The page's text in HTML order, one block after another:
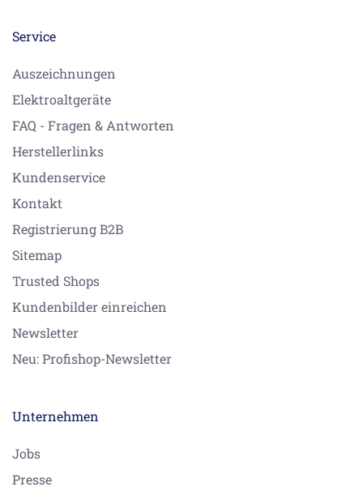
Service
Auszeichnungen
Elektroaltgeräte
FAQ - Fragen & Antworten
Herstellerlinks
Kundenservice
Kontakt
Registrierung B2B
Sitemap
Trusted Shops
Kundenbilder einreichen
Newsletter
Neu: Profishop-Newsletter
Unternehmen
Jobs
Presse